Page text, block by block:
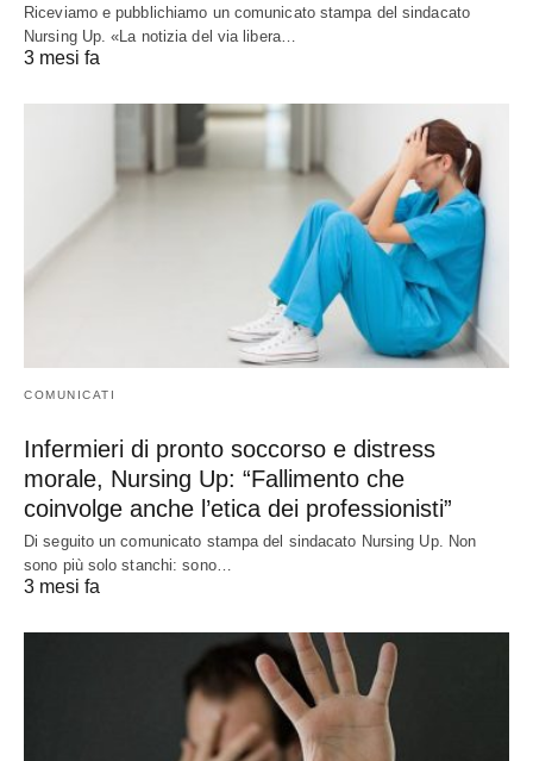
Riceviamo e pubblichiamo un comunicato stampa del sindacato
Nursing Up. «La notizia del via libera…
3 mesi fa
COMUNICATI
Infermieri di pronto soccorso e distress
morale, Nursing Up: “Fallimento che
coinvolge anche l’etica dei professionisti”
Di seguito un comunicato stampa del sindacato Nursing Up. Non
sono più solo stanchi: sono…
3 mesi fa